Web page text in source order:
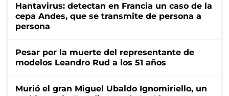
Hantavirus: detectan en Francia un caso de la
cepa Andes, que se transmite de persona a
persona
Pesar por la muerte del representante de
modelos Leandro Rud a los 51 años
Murió el gran Miguel Ubaldo Ignomiriello, un